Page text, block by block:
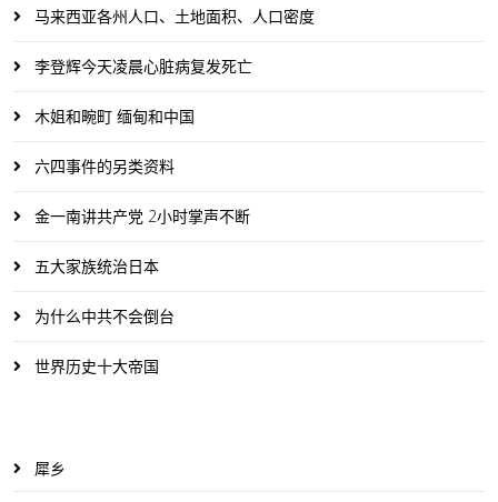
马来西亚各州人口、土地面积、人口密度
李登辉今天凌晨心脏病复发死亡
木姐和畹町 缅甸和中国
六四事件的另类资料
金一南讲共产党 2小时掌声不断
五大家族统治日本
为什么中共不会倒台
世界历史十大帝国
犀乡